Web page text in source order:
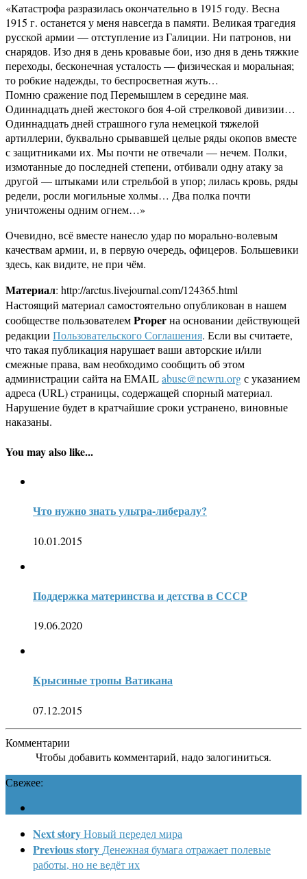
«Катастрофа разразилась окончательно в 1915 году. Весна
1915 г. останется у меня навсегда в памяти. Великая трагедия
русской армии — отступление из Галиции. Ни патронов, ни
снарядов. Изо дня в день кровавые бои, изо дня в день тяжкие
переходы, бесконечная усталость — физическая и моральная;
то робкие надежды, то беспросветная жуть…
Помню сражение под Перемышлем в середине мая.
Одиннадцать дней жестокого боя 4-ой стрелковой дивизии…
Одиннадцать дней страшного гула немецкой тяжелой
артиллерии, буквально срывавшей целые ряды окопов вместе
с защитниками их. Мы почти не отвечали — нечем. Полки,
измотанные до последней степени, отбивали одну атаку за
другой — штыками или стрельбой в упор; лилась кровь, ряды
редели, росли могильные холмы… Два полка почти
уничтожены одним огнем…»
Очевидно, всё вместе нанесло удар по морально-волевым
качествам армии, и, в первую очередь, офицеров. Большевики
здесь, как видите, не при чём.
Материал: http://arctus.livejournal.com/124365.html
Настоящий материал самостоятельно опубликован в нашем
сообществе пользователемProperна основании действующей
редакции Пользовательского Соглашения. Если вы считаете,
что такая публикация нарушает ваши авторские и/или
смежные права, вам необходимо сообщить об этом
администрации сайта на EMAILabuse@newru.orgс указанием
адреса (URL) страницы, содержащей спорный материал.
Нарушение будет в кратчайшие сроки устранено, виновные
наказаны.
You may also like...
Что нужно знать ультра-либералу?
10.01.2015
Поддержка материнства и детства в СССР
19.06.2020
Крысиные тропы Ватикана
07.12.2015
Комментарии
Чтобы добавить комментарий, надо залогиниться.
Свежее:
Next storyНовый передел мира
Previous story Денежная бумага отражает полевые
работы, но не ведёт их